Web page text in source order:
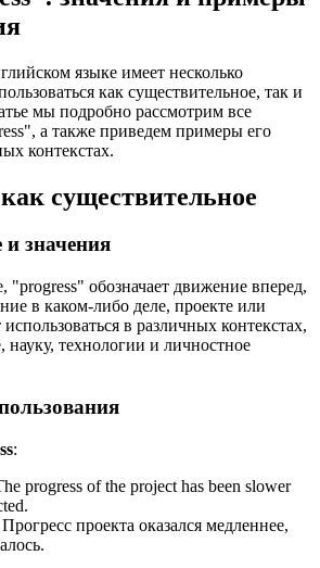
языке имеет несколько
как существительное, так и
мы подробно рассмотрим все
а также приведем примеры его
контекстах.
существительное
и значения
"progress" обозначает движение вперед,
в каком-либо деле, проекте или
в различных контекстах,
науку, технологии и личностное
:
progress of the project has been slower
Прогресс проекта оказался медленнее,